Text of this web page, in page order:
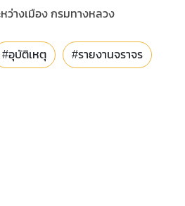
ว่างเมือง กรมทางหลวง
#อุบัติเหตุ #รายงานจราจร